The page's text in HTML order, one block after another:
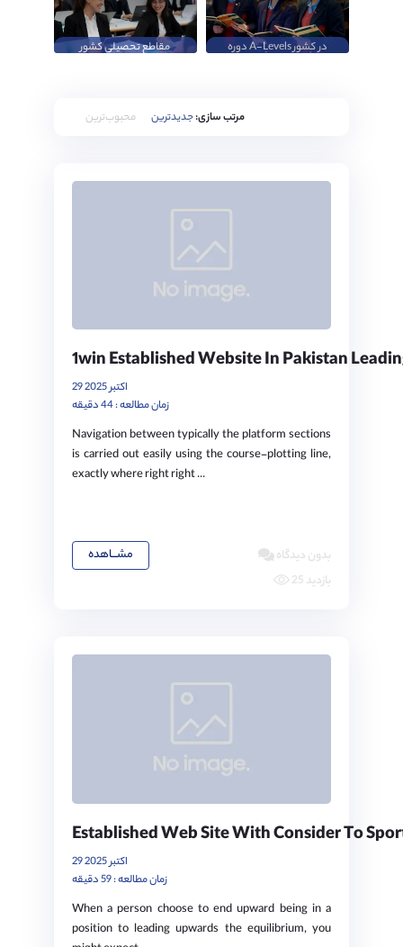
مقاطع تحصیلی کشور
دوره A-Levels در کشور
مرتب سازی:جدیدترین محبوب‌ترین
1win Established Website In Pakistan
29 اکتبر 2025
زمان مطالعه : 44 دقیقه
Navigation between typically the platform sections
is carried out easily using the course-plotting line,
exactly where right right ...
مشـــاهده
بدون دیدگاه
25 بازدید
Established Web Site With Consider To
29 اکتبر 2025
زمان مطالعه : 59 دقیقه
When a person choose to end upward being in a
position to leading upwards the equilibrium, you